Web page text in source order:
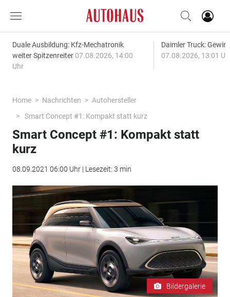
Duale Ausbildung: Kfz-Mechatronik
weiter Spitzenreiter 07.08.2026, 14:00
Uhr
Daimler Truck:
07.08.2026, 13:01
Home Nachrichten
Autohersteller
Smart Concept #1: Kompakt statt kurz
Smart Concept #1: Kompakt statt
kurz
08.09.2021 06:00 Uhr | Lesezeit: 3 min
Bildergalerie